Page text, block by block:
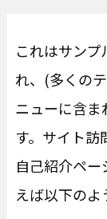
これはサン
れ、(多くの
ニューに含ま
す。サイト訪
自己紹介ペ
えば以下のよ